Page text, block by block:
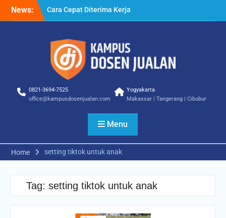
News:
Cara Cepat Diterima Kerja
– Tips Praktis yang Bisa
Cara Biar Dapat Pekerjaan
– Panduan Lengkap untuk
Pencari Kerja
Cara Dapat Pekerjaan –
Memperbesar Peluang
Kerja
0821-3694-7525
office@kampusdosenjualan.com
Yogyakarta
Makassar | Tangerang | Cibubur
Menu
Home setting tiktok untuk anak
Tag: setting tiktok untuk anak